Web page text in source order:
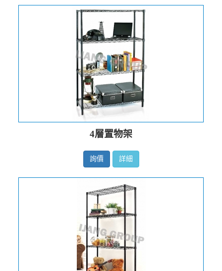
4層置物架
詢價 詳細